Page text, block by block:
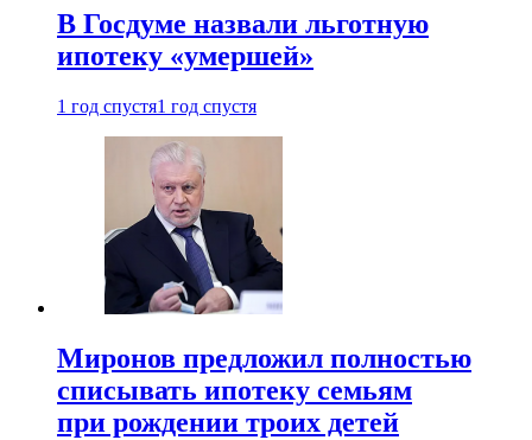
В Госдуме назвали льготную
ипотеку «умершей»
1 год спустя1 год спустя
Миронов предложил полностью
списывать ипотеку семьям
при рождении троих детей